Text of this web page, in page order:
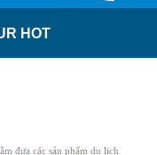
HOT
đưa các sản phẩm du lịch